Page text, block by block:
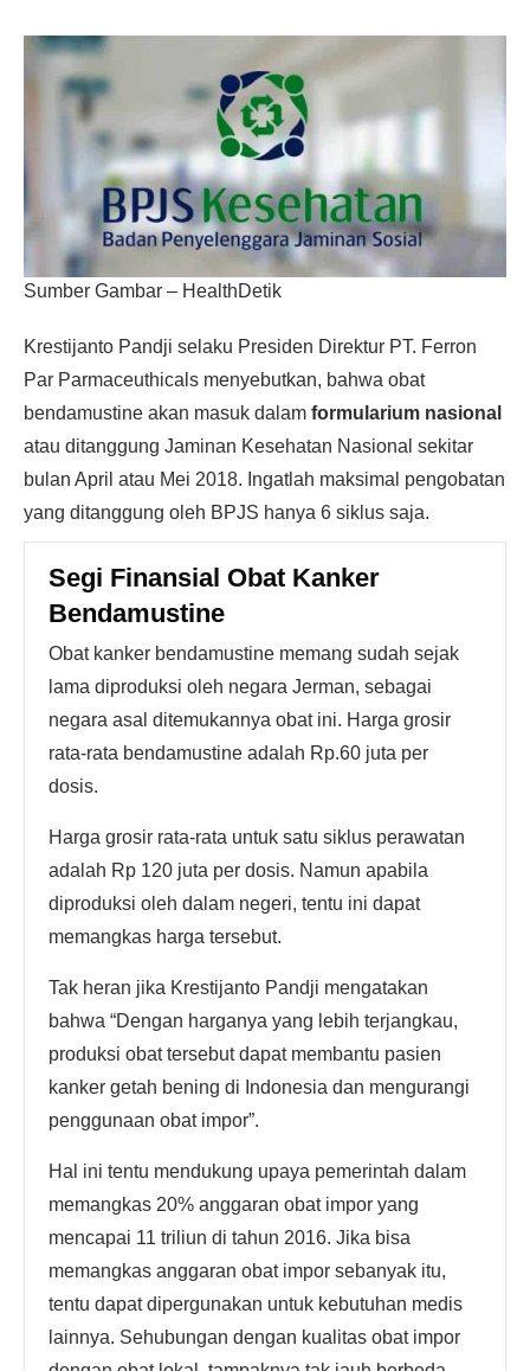
Sumber Gambar – HealthDetik
Krestijanto Pandji selaku Presiden Direktur PT. Ferron
Par Parmaceuthicals menyebutkan, bahwa obat
bendamustine akan masuk dalam formularium nasional
atau ditanggung Jaminan Kesehatan Nasional sekitar
bulan April atau Mei 2018. Ingatlah maksimal pengobatan
yang ditanggung oleh BPJS hanya 6 siklus saja.
Segi Finansial Obat Kanker
Bendamustine
Obat kanker bendamustine memang sudah sejak
lama diproduksi oleh negara Jerman, sebagai
negara asal ditemukannya obat ini. Harga grosir
rata-rata bendamustine adalah Rp.60 juta per
dosis.
Harga grosir rata-rata untuk satu siklus perawatan
adalah Rp 120 juta per dosis. Namun apabila
diproduksi oleh dalam negeri, tentu ini dapat
memangkas harga tersebut.
Tak heran jika Krestijanto Pandji mengatakan
bahwa “Dengan harganya yang lebih terjangkau,
produksi obat tersebut dapat membantu pasien
kanker getah bening di Indonesia dan mengurangi
penggunaan obat impor”.
Hal ini tentu mendukung upaya pemerintah dalam
memangkas 20% anggaran obat impor yang
mencapai 11 triliun di tahun 2016. Jika bisa
memangkas anggaran obat impor sebanyak itu,
tentu dapat dipergunakan untuk kebutuhan medis
lainnya. Sehubungan dengan kualitas obat impor